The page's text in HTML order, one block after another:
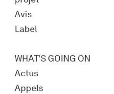
Avis
Label
WHAT'S GOING ON
Actus
Appels